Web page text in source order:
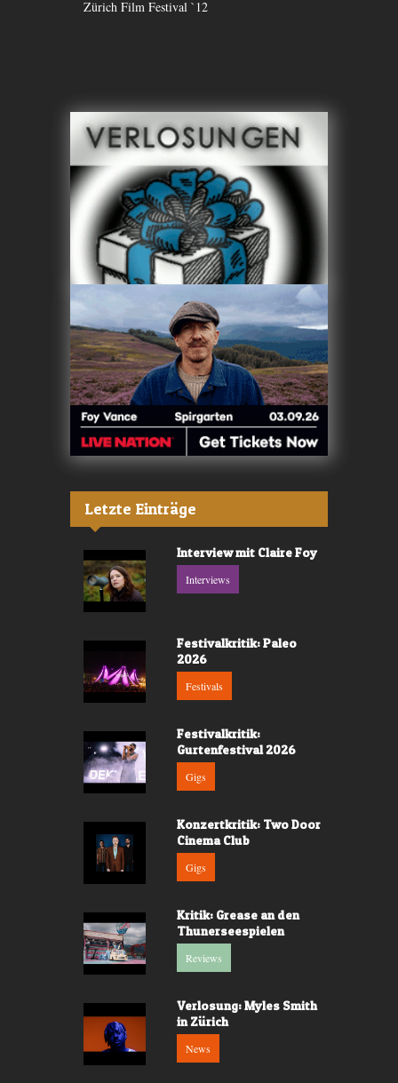
Zürich Film Festival `12
Letzte Einträge
Interview mit Claire Foy
Interviews
Festivalkritik: Paleo
2026
Festivals
Festivalkritik:
Gurtenfestival 2026
Gigs
Konzertkritik: Two Door
Cinema Club
Gigs
Kritik: Grease an den
Thunerseespielen
Reviews
Verlosung: Myles Smith
in Zürich
News